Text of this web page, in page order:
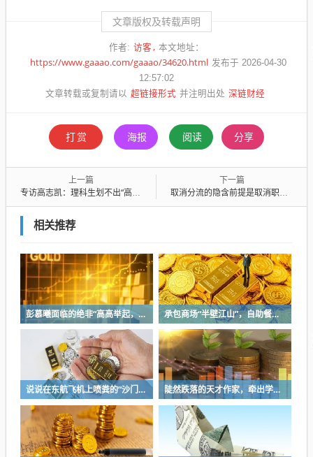
文章版权及转载声明
作者: 访客 本文地址：
https://www.gaaao.com/gaaao/34620.html 发布于 2026-04-30
12:57:02
文章转载或复制请以 超链接形式 并注明出处 深链财经
打赏 海报 阅读 分享
上一篇
专访高志凯：理科生划不出“高志凯线”
下一篇
取消分流的隐含前提是取消职校，全部都是普通高中
相关推荐
彭慕曦面临的绝非“高高举起，轻轻放下” 承包商场“半壁江山”，自助餐为什么越开越多？
说说在东航飞机上喷粪的“沙门世家” 陡然跌落的天才作家，牵出学界一个惊人的造假联盟